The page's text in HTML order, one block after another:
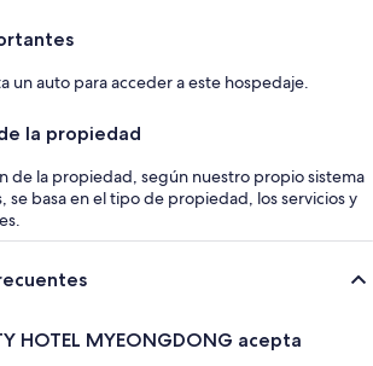
un auto para acceder a este hospedaje.
la propiedad
de la propiedad, según nuestro propio sistema
se basa en el tipo de propiedad, los servicios y
HOTEL MYEONGDONG acepta